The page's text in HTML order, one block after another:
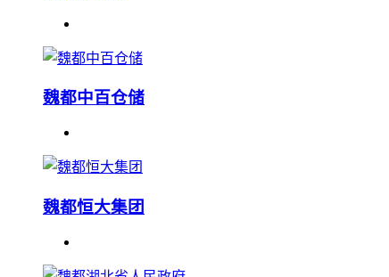
魏都中百仓储
魏都恒大集团